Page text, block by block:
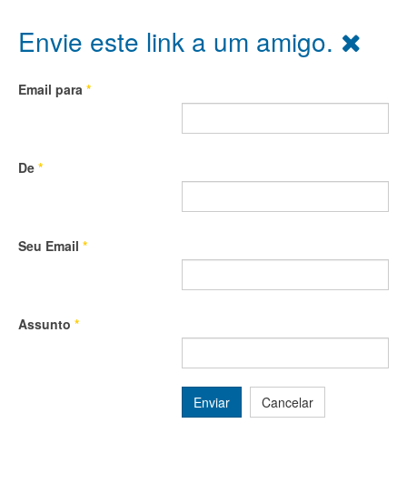
Envie este link a um amigo.
Email para *
De *
Seu Email *
Assunto *
Enviar Cancelar